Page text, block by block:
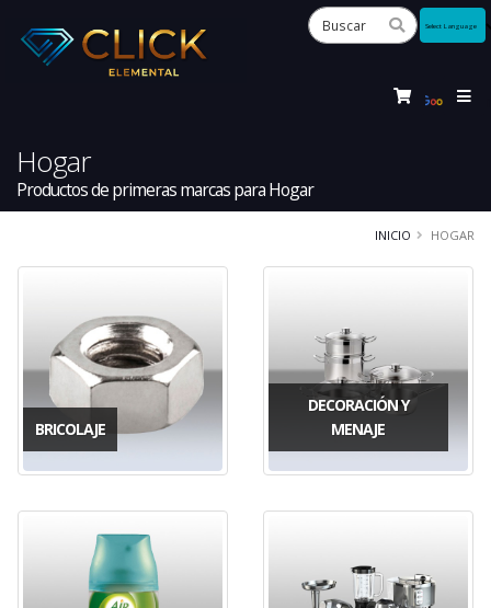
Hogar
Productos de primeras marcas para Hogar
INICIO HOGAR
BRICOLAJE
DECORACIÓN Y
MENAJE